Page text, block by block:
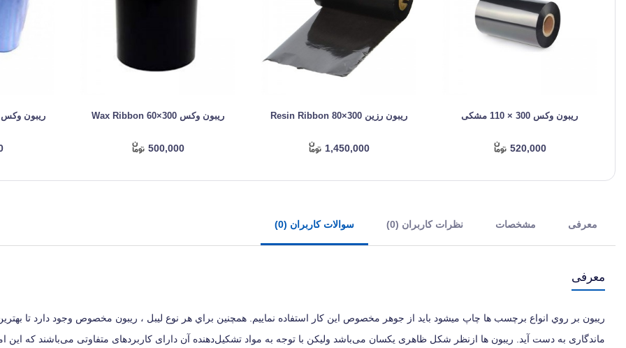
ریبون وکس 300 × 110 مشکی
520,000
ریبون رزین Resin Ribbon 80×300
1,450,000
ریبون وکس Wax Ribbon 60×300
500,000
ریبون وکس Wax Ribbon 160×300
معرفی مشخصات نظرات کاربران (0) سوالات کاربران (0)
معرفی
ریبون بر روي انواع برچسب ها چاپ میشود بايد از جوهر مخصوص این کار استفاده نماییم. همچنين براي هر نوع ليبل ، ريبون مخصوص وجود دارد تا
ماندگاری به دست آيد. ریبون ها ازنظر شکل ظاهری یکسان می‌باشد ولیکن با توجه به مواد تشکیل‌دهنده آن دارای کاربردهای متفاوتی می‌باشند که این